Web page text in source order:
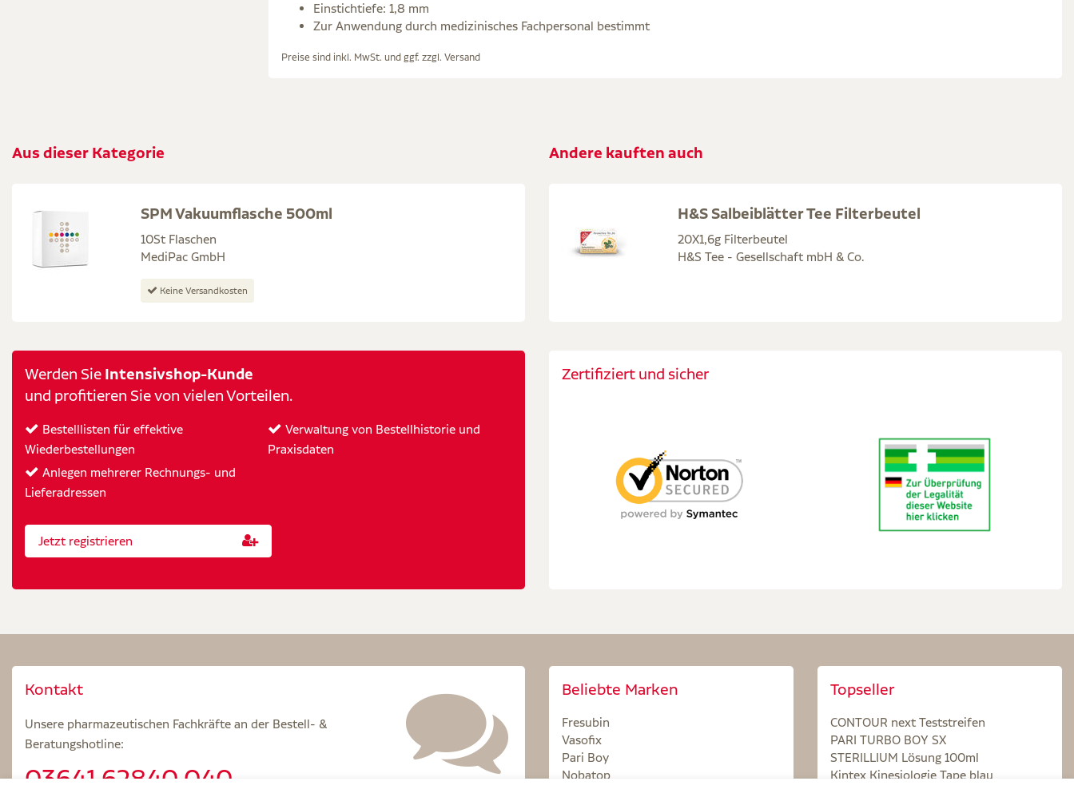
Einstichtiefe: 1,8 mm
Zur Anwendung durch medizinisches Fachpersonal bestimmt
Preise sind inkl. MwSt. und ggf. zzgl. Versand
Aus dieser Kategorie
SPM Vakuumflasche 500ml
10St Flaschen
MediPac GmbH
Keine Versandkosten
Andere kauften auch
H&S Salbeiblätter Tee Filterbeutel
20X1,6g Filterbeutel
H&S Tee - Gesellschaft mbH & Co.
Werden Sie Intensivshop-Kunde
und profitieren Sie von vielen Vorteilen.
Bestelllisten für effektive
Wiederbestellungen
Anlegen mehrerer Rechnungs- und
Lieferadressen
Verwaltung von Bestellhistorie und
Praxisdaten
Jetzt registrieren
Zertifiziert und sicher
Kontakt
Unsere pharmazeutischen Fachkräfte an der Bestell- &
Beratungshotline:
03641.62840 040
Beliebte Marken
Fresubin
Vasofix
Pari Boy
Nobatop
Topseller
CONTOUR next Teststreifen
PARI TURBO BOY SX
STERILLIUM Lösung 100ml
Kintex Kinesiologie Tape blau